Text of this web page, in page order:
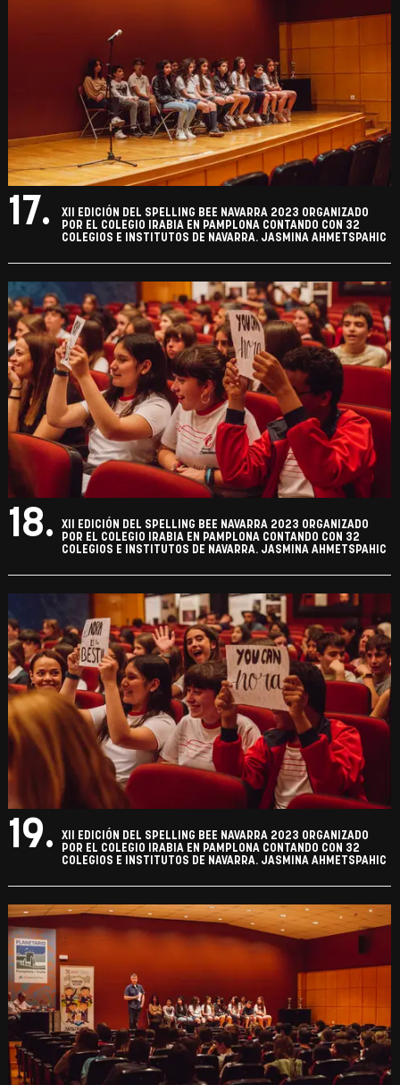
17.
XII EDICIÓN DEL SPELLING BEE NAVARRA 2023 ORGANIZADO
POR EL COLEGIO IRABIA EN PAMPLONA CONTANDO CON 32
COLEGIOS E INSTITUTOS DE NAVARRA. JASMINA AHMETSPAHIC
18.
XII EDICIÓN DEL SPELLING BEE NAVARRA 2023 ORGANIZADO
POR EL COLEGIO IRABIA EN PAMPLONA CONTANDO CON 32
COLEGIOS E INSTITUTOS DE NAVARRA. JASMINA AHMETSPAHIC
19.
XII EDICIÓN DEL SPELLING BEE NAVARRA 2023 ORGANIZADO
POR EL COLEGIO IRABIA EN PAMPLONA CONTANDO CON 32
COLEGIOS E INSTITUTOS DE NAVARRA. JASMINA AHMETSPAHIC